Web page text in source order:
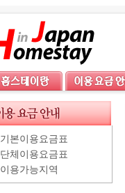
기본이용요금표
단체이용요금표
이용가능지역